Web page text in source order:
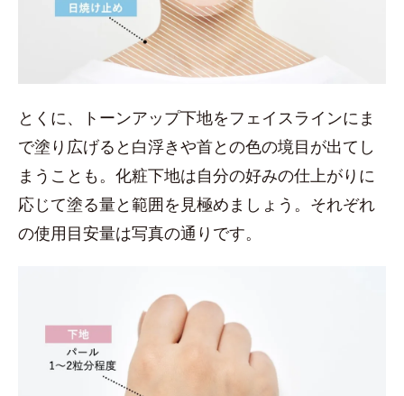
とくに、トーンアップ下地をフェイスラインにま
で塗り広げると白浮きや首との色の境目が出てし
まうことも。化粧下地は自分の好みの仕上がりに
応じて塗る量と範囲を見極めましょう。それぞれ
の使用目安量は写真の通りです。